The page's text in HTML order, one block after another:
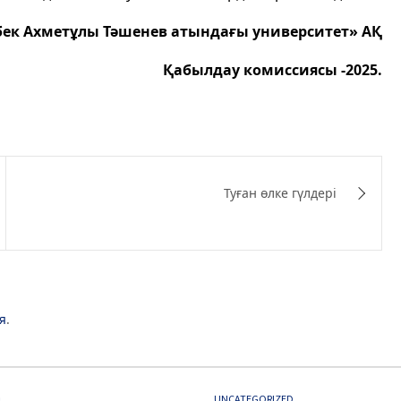
Ахметұлы Тәшенев атындағы университет» АҚ
Қабылдау комиссиясы -2025.
Туған өлке гүлдері
.